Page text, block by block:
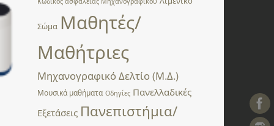
Σώμα Μαθητές/
Μαθήτριες
Μηχανογραφικό Δελτίο (Μ.Δ.)
Μουσικά μαθήματα Οδηγίες Πανελλαδικές
Εξετάσεις Πανεπιστήμια/